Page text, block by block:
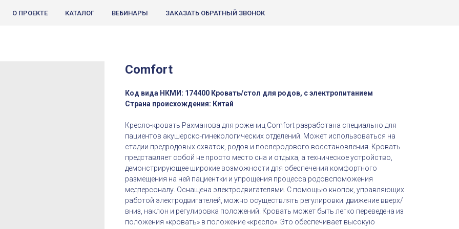
О ПРОЕКТЕ КАТАЛОГ ВЕБИНАРЫ ЗАКАЗАТЬ ОБРАТНЫЙ ЗВОНОК
Comfort
Код вида НКМИ: 174400 Кровать/стол для родов, с электропитанием
Страна происхождения: Китай
Кресло-кровать Рахманова для рожениц Comfort разработана специально для
пациентов акушерско-гинекологических отделений. Может использоваться на
стадии предродовых схваток, родов и послеродового восстановления. Кровать
представляет собой не просто место сна и отдыха, а техническое устройство,
демонстрирующее широкие возможности для обеспечения комфортного
размещения на ней пациентки и упрощения процесса родовспоможения
медперсоналу. Оснащена электродвигателями. С помощью кнопок, управляющих
работой электродвигателей, можно осуществлять регулировки: движение вверх/
вниз, наклон и регулировка положений. Кровать может быть легко переведена из
положения «кровать» в положение «кресло». Это обеспечивает высокую